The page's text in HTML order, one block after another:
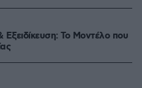
Το Mοντέλο που